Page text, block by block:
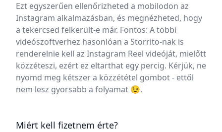
Ezt egyszerűen ellenőrizheted a mobilodon az
Instagram alkalmazásban, és megnézheted, hogy
a tekercsed felkerült-e már. Fontos: A többi
videószoftverhez hasonlóan a Storrito-nak is
renderelnie kell az Instagram Reel videóját, mielőtt
közzéteszi, ezért ez eltarthat egy percig. Kérjük, ne
nyomd meg kétszer a közzététel gombot - ettől
nem lesz gyorsabb a folyamat 😉.
Miért kell fizetnem érte?